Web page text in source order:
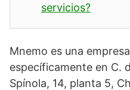
servicios?
Mnemo es una
específicamente en C.
Spínola, 14, planta 5,